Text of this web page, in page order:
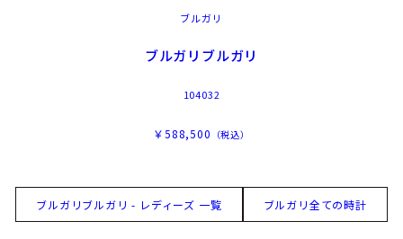
ブルガリ
ブルガリブルガリ
104032
￥588,500 （税込）
ブルガリブルガリ - レディーズ 一覧 ブルガリ全ての時計